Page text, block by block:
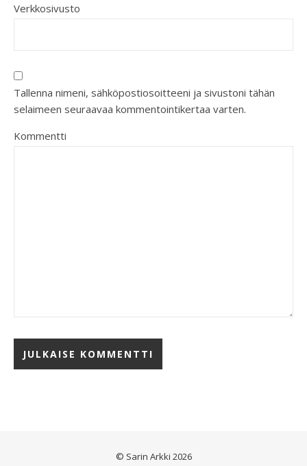
Verkkosivusto
Tallenna nimeni, sähköpostiosoitteeni ja sivustoni tähän
selaimeen seuraavaa kommentointikertaa varten.
Kommentti
© Sarin Arkki 2026